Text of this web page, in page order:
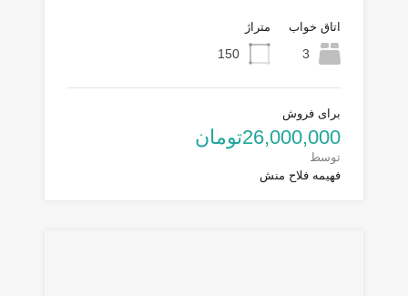
اتاق خواب
3
متراژ
150
برای فروش
26,000,000تومان
توسط
فهیمه فلاح منش